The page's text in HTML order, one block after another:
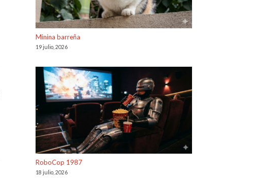
Minina barreña
19 julio, 2026
RoboCop 1987
18 julio, 2026